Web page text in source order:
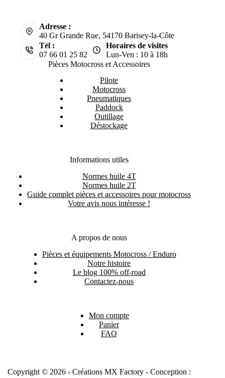
Adresse :
40 Gr Grande Rue, 54170 Barisey-la-Côte
Tél :
07 66 01 25 82
Horaires de visites
Lun-Ven : 10 à 18h
Pièces Motocross et Accessoires
Pilote
Motocross
Pneumatiques
Paddock
Outillage
Déstockage
Informations utiles
Normes huile 4T
Normes huile 2T
Guide complet pièces et accessoires pour motocross
Votre avis nous intéresse !
A propos de nous
Pièces et équipements Motocross / Enduro
Notre histoire
Le blog 100% off-road
Contactez-nous
Mon compte
Panier
FAQ
Copyright © 2026 - Créations MX Factory - Conception :